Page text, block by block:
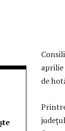
aprilie
de